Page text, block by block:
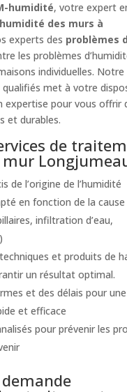
humidité, votre expert
des murs à
experts des problèmes
les problèmes
individuelles. Notre
qualifiés met à votre
expertise pour vous offrir
et durables.
de
mur
de l’origine de l’humidité
en fonction de la cause
infiltration d’eau,
et produits de
un résultat optimal.
et des délais pour une
et efficace
pour prévenir les